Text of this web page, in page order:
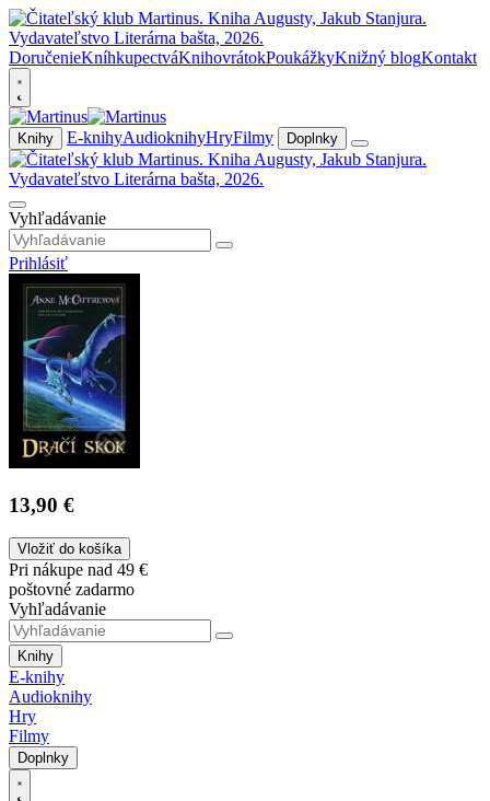
DoručenieKníhkupectváKnihovrátokPoukážkyKnižný blogKontakt
Knihy E-knihyAudioknihyHryFilmy Doplnky
Vyhľadávanie
Prihlásiť
13,90 €
Vložiť do košíka
Pri nákupe nad 49 €
poštovné zadarmo
Vyhľadávanie
Knihy
E-knihy
Audioknihy
Hry
Filmy
Doplnky